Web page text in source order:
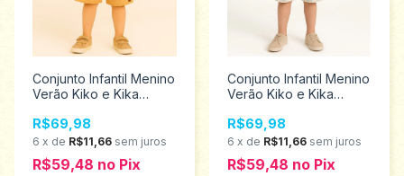
Conjunto Infantil Menino
Verão Kiko e Kika
R$69,98
6 x de R$11,66 sem juros
R$59,48 no Pix
Conjunto Infantil Menino
Verão Kiko e Kika
R$69,98
6 x de R$11,66 sem juros
R$59,48 no Pix